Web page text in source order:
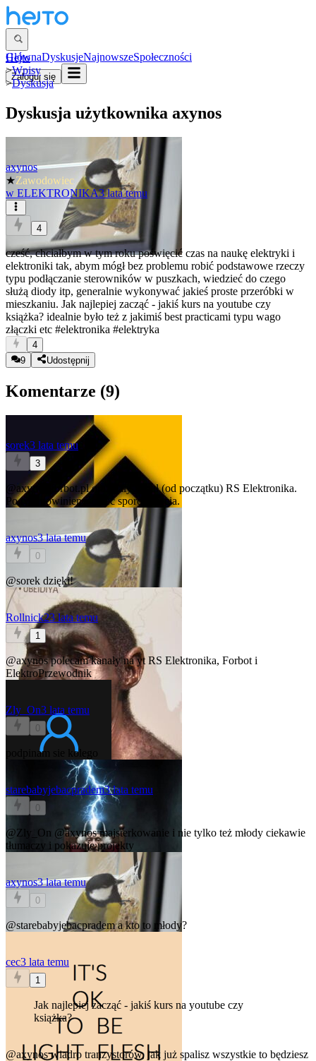
GłównaDyskusjeNajnowszeSpołeczności
Zaloguj się
Hejto
>Wpisy
>Dyskusja
Dyskusja użytkownika axynos
axynos
★Zawodowiec
w ELEKTRONIKA3 lata temu
4
cześć, chciałbym w tym roku poświęcić czas na naukę elektryki i
elektroniki tak, abym mógł bez problemu robić podstawowe rzeczy
typu podłączanie sterowników w puszkach, wiedzieć do czego
służą diody itp, generalnie wykonywać jakieś proste przeróbki w
mieszkaniu. Jak najlepiej zacząć - jakiś kurs na youtube czy
książka? idealnie było też z jakimiś best practicami typu wago
złączki etc #elektronika #elektryka
4
9
Udostępnij
Komentarze (9)
sorek3 lata temu
3
@axynos
forbot.pl oraz cały kanał (od początku) RS Elektronika.
Po tym powinieneś mieć sporo pojęcia.
axynos3 lata temu
0
@sorek dzięki!
Rollnick23 lata temu
1
@axynospolecam kanały na yt RS Elektronika, Forbot i
ElektroPrzewodnik
Zly_On3 lata temu
0
podpinam sie kolego
starebabyjebacpradem3 lata temu
0
@Zly_On @axynosmajsterkowanie i nie tylko też młody ciekawie
tłumaczy i pokazuje projekty
axynos3 lata temu
0
@starebabyjebacpradema kto to młody?
cec3 lata temu
1
Jak najlepiej zacząć - jakiś kurs na youtube czy
książka?
@axynoswiadro tranzystorów, jak już spalisz wszystkie to będziesz